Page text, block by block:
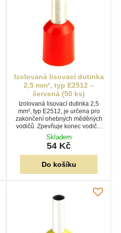
Izolovaná lisovací dutinka
2,5 mm², typ E2512 –
červená (50 ks)
Izolovaná lisovací dutinka 2,5
mm², typ E2512, je určena pro
zakončení ohebných měděných
vodičů. Zpevňuje konec vodiče,
usnadňuje montáž do
šroubových svorek a vytváří
spolehlivý elektrický spoj. Balení
50 ks.
Skladem
54 Kč
Do košíku